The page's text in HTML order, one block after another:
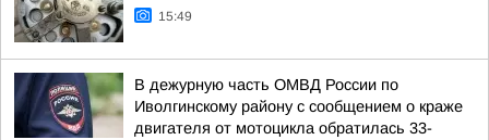
15:49
В дежурную часть ОМВД России по
Иволгинскому району с сообщением о краже
двигателя от мотоцикла обратилась 33-